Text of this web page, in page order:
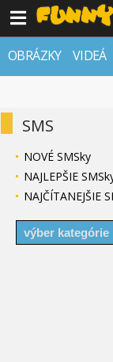
OBRÁZKY VIDEÁ
SMS
NOVÉ SMSky
NAJLEPŠIE
NAJČÍTANEJŠIE